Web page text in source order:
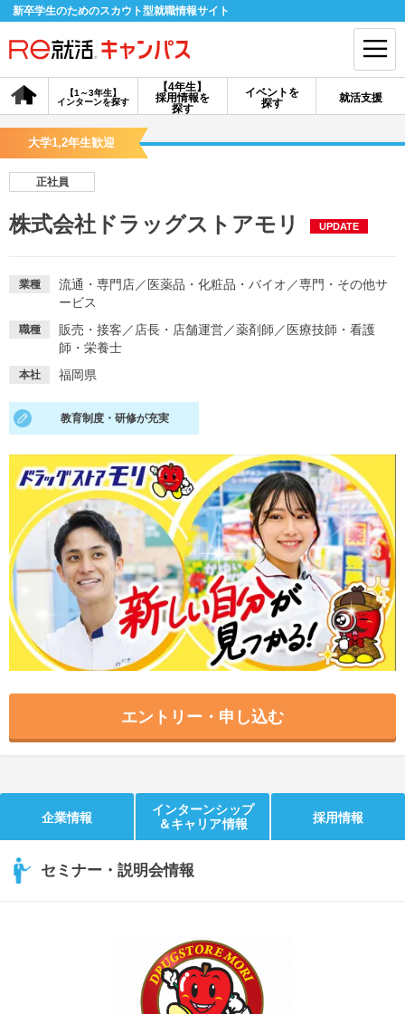
新卒学生のためのスカウト型就職情報サイト
【4年生】
採用情報を
探す
【1～3年生】
インターンを探す
イベントを
探す
就活支援
会員登録 ログイン
探す
イベントを探す スカウト お知らせ
就活支援
就活ノウハウが満載！ お役立ち記事・相談室など
適職診断
あなたに合う仕事を診断！
就活チャンネル
動画で対策講座をチェック
就活ニュースペーパー
就活時事ニュースを更新
よくある質問
不明点があればこちら
大学1,2年生歓迎
正社員
株式会社ドラッグストアモリ UPDATE
業種 流通・専門店／ 医薬品・化粧品・バイオ ／専門・その他サ
ービス
職種 販売・接客 ／ 店長・店舗運営／薬剤師 ／ 医療技師・看護
師・栄養士
本社 福岡県
教育制度・研修が充実
エントリー・申し込む
企業情報
インターンシップ
＆キャリア情報
採用情報
セミナー・説明会情報